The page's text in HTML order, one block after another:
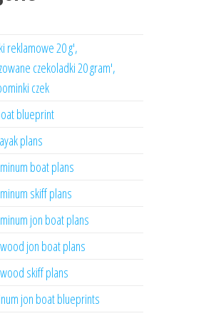
reklamowe 20 g',
czekoladki 20 gram',
czek
blueprint
plans
boat plans
skiff plans
jon boat plans
jon boat plans
skiff plans
jon boat blueprints